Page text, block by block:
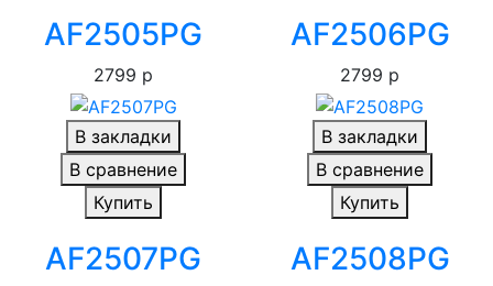
AF2505PG
2799 р
AF2506PG
2799 р
В закладки
В сравнение
Купить
AF2507PG
В закладки
В сравнение
Купить
AF2508PG